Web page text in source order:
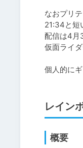
なおプリ
21:34と短
配信は4月
仮面ライ
個人的に
レイン
概要